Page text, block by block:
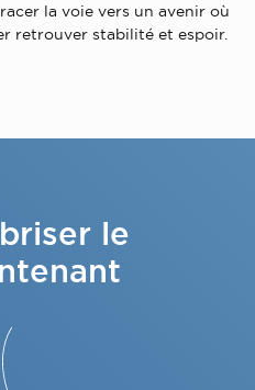
la voie vers un avenir où
retrouver stabilité et espoir.
le